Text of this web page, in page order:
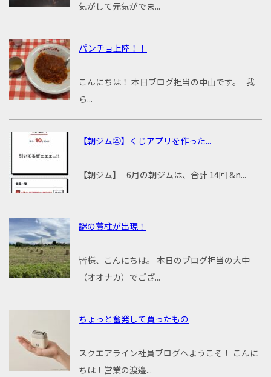
気がして元気がでま...
パンチョ上陸！！
こんにちは！ 本日ブログ担当の中山です。 我
ら...
【朝ジム㉕】くじアプリを作った...
【朝ジム】 6月の朝ジムは、合計 14回 &n...
謎の藁柱が出現！
皆様、こんにちは。 本日のブログ担当の大中
（オオナカ）でござ...
ちょっと奮発して買ったもの
スクエアライン社員ブログへようこそ！ こんに
ちは！営業の渡邉...